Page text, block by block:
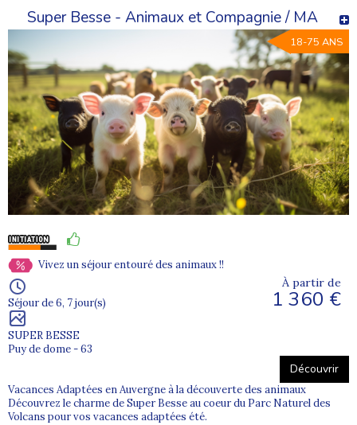
Super Besse - Animaux et Compagnie / MA
18-75 ANS
Vivez un séjour entouré des animaux !!
Séjour de 6, 7 jour(s)
SUPER BESSE
Puy de dome - 63
À partir de
1 360 €
Découvrir
Vacances Adaptées en Auvergne à la découverte des animaux
Découvrez le charme de Super Besse au coeur du Parc Naturel des
Volcans pour vos vacances adaptées été.